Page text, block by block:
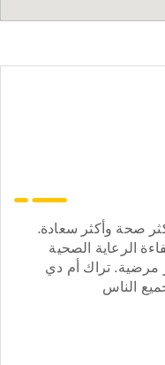
صحة وأكثر سعادة.
الرعاية الصحية
مرضية. تراك أم دي
الناس